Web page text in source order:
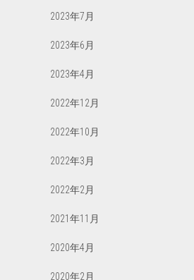
2023年7月
2023年6月
2023年4月
2022年12月
2022年10月
2022年3月
2022年2月
2021年11月
2020年4月
2020年2月